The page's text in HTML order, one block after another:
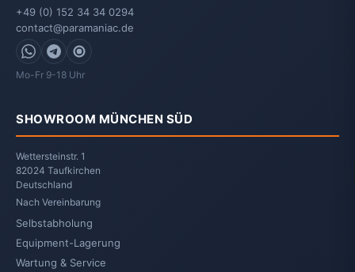
+49 (0) 152 34 34 0294
contact@paramaniac.de
WhatsApp
Telegram
Signal
Mo-Fr 9-18 Uhr
SHOWROOM MÜNCHEN SÜD
Wettersteinstr. 1
82024 Taufkirchen
Deutschland
Nach Vereinbarung
Selbstabholung
Equipment-Lagerung
Wartung & Service